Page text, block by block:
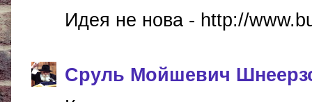
Идея не нова - http://
Сруль Мойшевич